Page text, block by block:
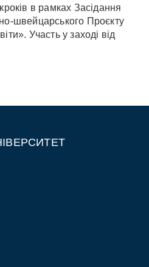
в рамках Засідання
швейцарського Проєкту
Участь у заході від